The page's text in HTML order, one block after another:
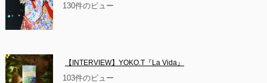
130件のビュー
【INTERVIEW】YOKO.T『La Vida』
103件のビュー